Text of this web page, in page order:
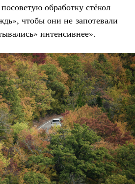
обработку стёкол
чтобы они не запотевали
интенсивнее».